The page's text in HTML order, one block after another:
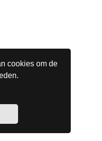
cookies om de